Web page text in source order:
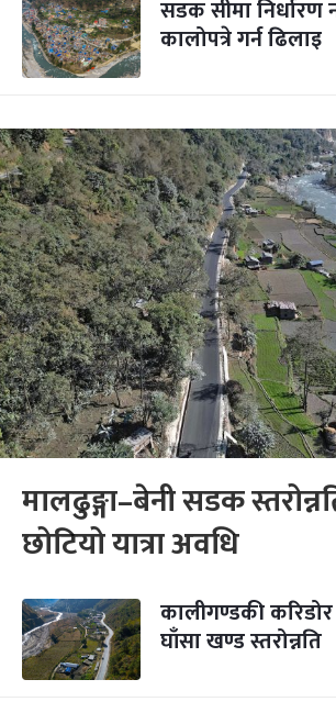
सडक सीमा निर्धारण
कालोपत्रे गर्न ढिलाइ
मालढुङ्गा–बेनी सडक
छोटियो यात्रा अवधि
कालीगण्डकी करिडोर
घाँसा खण्ड स्तरोन्नति